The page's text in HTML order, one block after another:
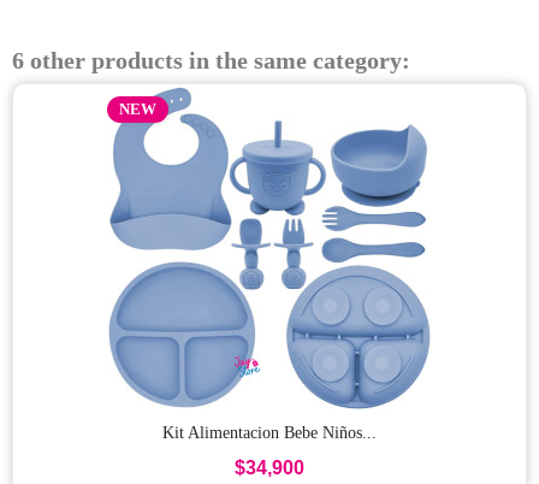
6 other products in the same category:
NEW
Kit Alimentacion Bebe Niños...
$34,900